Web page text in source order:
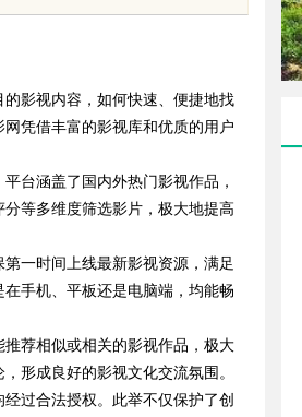
影视内容，如何快速、便捷地找
凭借丰富的影视库和优质的用户
台涵盖了国内外热门影视作品，
等多维度筛选影片，极大地提高
一时间上线最新影视资源，满足
手机、平板还是电脑端，均能畅
荐相似或相关的影视作品，极大
形成良好的影视文化交流氛围。
过合法授权。此举不仅保护了创